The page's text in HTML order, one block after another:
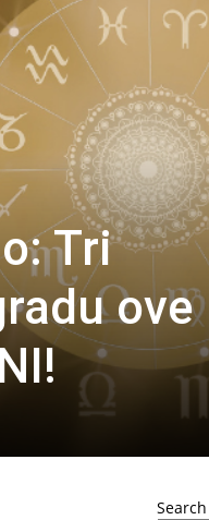
Tri
ove
Search